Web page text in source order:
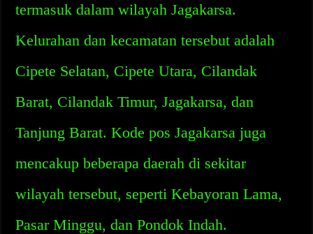
termasuk dalam wilayah Jagakarsa.
Kelurahan dan kecamatan tersebut adalah
Cipete Selatan, Cipete Utara, Cilandak
Barat, Cilandak Timur, Jagakarsa, dan
Tanjung Barat. Kode pos Jagakarsa juga
mencakup beberapa daerah di sekitar
wilayah tersebut, seperti Kebayoran Lama,
Pasar Minggu, dan Pondok Indah.